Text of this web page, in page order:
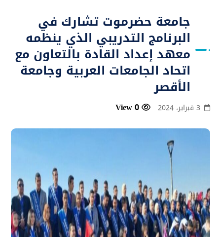
جامعة حضرموت تشارك في
البرنامج التدريبي الذي ينظمه
معهد إعداد القادة بالتعاون مع
اتحاد الجامعات العربية وجامعة
الأقصر
3 فبراير، 2024 0 View